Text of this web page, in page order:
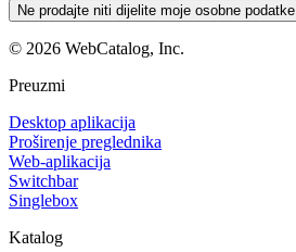
Ne prodajte niti dijelite moje osobne podatke
© 2026 WebCatalog, Inc.
Preuzmi
Desktop aplikacija
Proširenje preglednika
Web-aplikacija
Switchbar
Singlebox
Katalog